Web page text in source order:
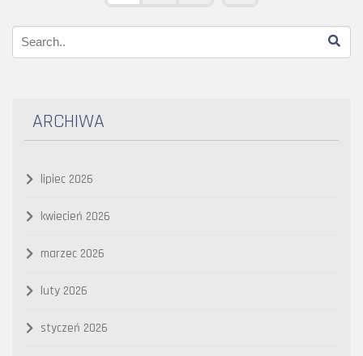
ARCHIWA
lipiec 2026
kwiecień 2026
marzec 2026
luty 2026
styczeń 2026